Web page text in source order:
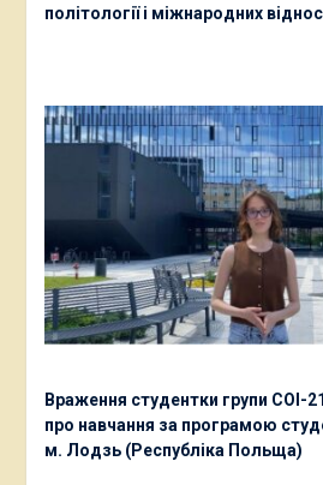
політології і міжнародних
Враження студентки групи СОІ-
про навчання за програмою
м. Лодзь (Республіка Польща)